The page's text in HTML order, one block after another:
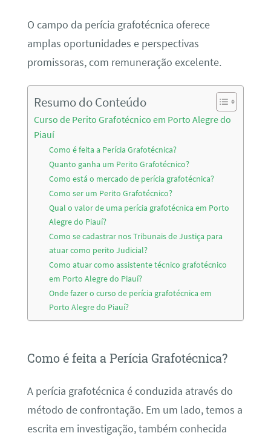
O campo da perícia grafotécnica oferece
amplas oportunidades e perspectivas
promissoras, com remuneração excelente.
Resumo do Conteúdo
Curso de Perito Grafotécnico em Porto Alegre do
Piauí
Como é feita a Perícia Grafotécnica?
Quanto ganha um Perito Grafotécnico?
Como está o mercado de perícia grafotécnica?
Como ser um Perito Grafotécnico?
Qual o valor de uma perícia grafotécnica em Porto
Alegre do Piauí?
Como se cadastrar nos Tribunais de Justiça para
atuar como perito Judicial?
Como atuar como assistente técnico grafotécnico
em Porto Alegre do Piauí?
Onde fazer o curso de perícia grafotécnica em
Porto Alegre do Piauí?
Como é feita a Perícia Grafotécnica?
A perícia grafotécnica é conduzida através do
método de confrontação. Em um lado, temos a
escrita em investigação, também conhecida